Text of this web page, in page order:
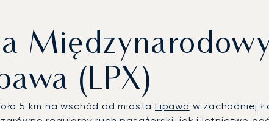
(LPX)
5 km na wschód od miasta Lipawa w zachodniej